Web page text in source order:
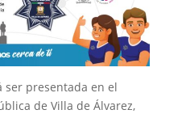
ser presentada en el
de Villa de Álvarez,